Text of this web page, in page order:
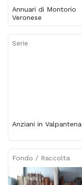
Annuari di Montorio
Veronese
Serie
Anziani in Valpantena
Fondo / Raccolta